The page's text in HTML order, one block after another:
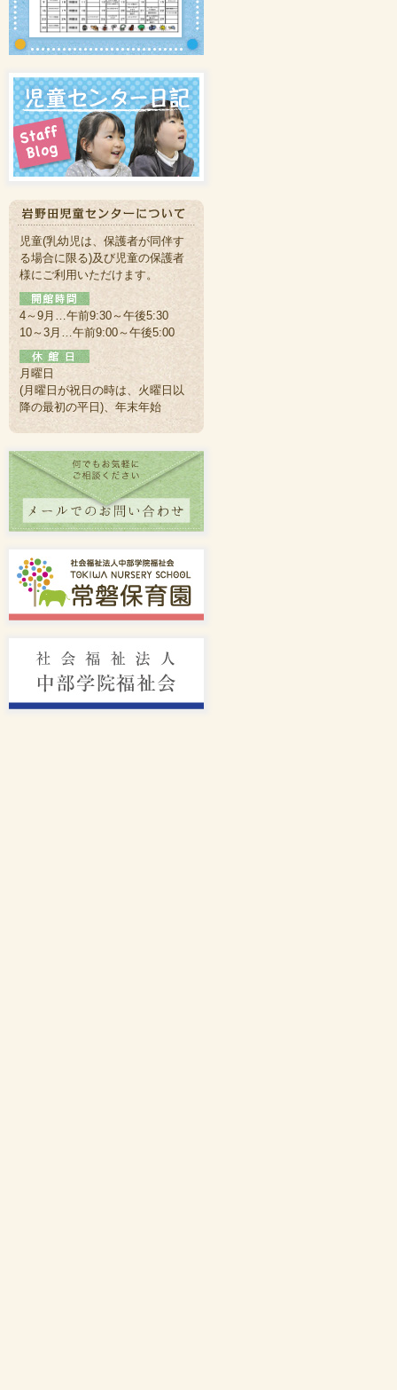
児童(乳幼児は、保護者が同伴す
る場合に限る)及び児童の保護者
様にご利用いただけます。
4～9月…午前9:30～午後5:30
10～3月…午前9:00～午後5:00
月曜日
(月曜日が祝日の時は、火曜日以
降の最初の平日)、年末年始